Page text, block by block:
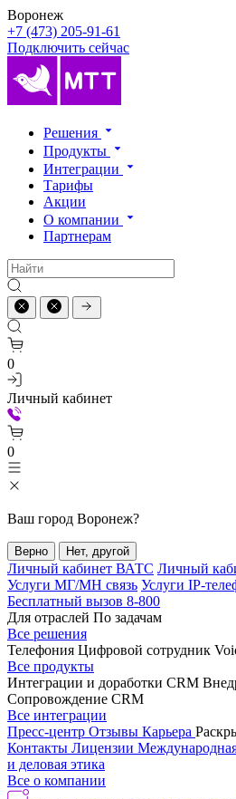
Воронеж
+7 (473) 205-91-61
Подключить сейчас
Решения
Продукты
Интеграции
Тарифы
Акции
О компании
Партнерам
0
Личный кабинет
0
Ваш город Воронеж?
Верно Нет, другой
Личный кабинет ВАТС Личный
Услуги МГ/МН связь Услуги IP-
Бесплатный вызов 8-800
Для отраслей По задачам
Все решения
Телефония Цифровой сотрудник
Все продукты
Интеграции и доработки CRM
Сопровождение CRM
Все интеграции
Пресс-центр Отзывы Карьера
Контакты Лицензии Международная
и деловая этика
Все о компании